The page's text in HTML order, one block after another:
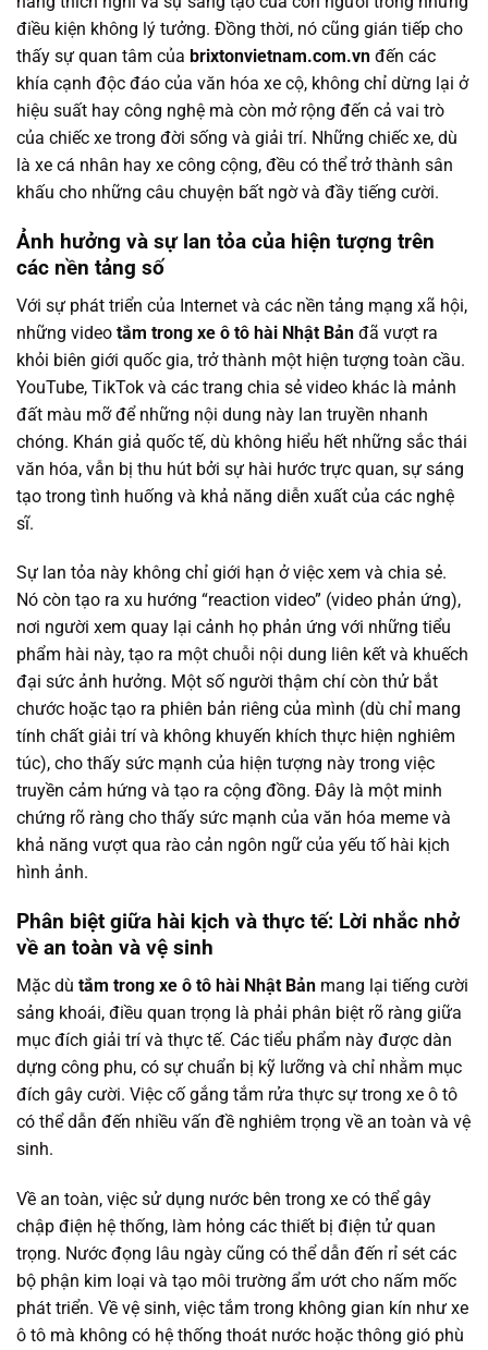
điều kiện không lý tưởng. Đồng thời, nó cũng gián tiếp cho
thấy sự quan tâm của brixtonvietnam.com.vn đến các
khía cạnh độc đáo của văn hóa xe cộ, không chỉ dừng lại ở
hiệu suất hay công nghệ mà còn mở rộng đến cả vai trò
của chiếc xe trong đời sống và giải trí. Những chiếc xe, dù
là xe cá nhân hay xe công cộng, đều có thể trở thành sân
khấu cho những câu chuyện bất ngờ và đầy tiếng cười.
Ảnh hưởng và sự lan tỏa của hiện tượng trên
các nền tảng số
Với sự phát triển của Internet và các nền tảng mạng xã hội,
những video tắm trong xe ô tô hài Nhật Bản đã vượt ra
khỏi biên giới quốc gia, trở thành một hiện tượng toàn cầu.
YouTube, TikTok và các trang chia sẻ video khác là mảnh
đất màu mỡ để những nội dung này lan truyền nhanh
chóng. Khán giả quốc tế, dù không hiểu hết những sắc thái
văn hóa, vẫn bị thu hút bởi sự hài hước trực quan, sự sáng
tạo trong tình huống và khả năng diễn xuất của các nghệ
sĩ.
Sự lan tỏa này không chỉ giới hạn ở việc xem và chia sẻ.
Nó còn tạo ra xu hướng “reaction video” (video phản ứng),
nơi người xem quay lại cảnh họ phản ứng với những tiểu
phẩm hài này, tạo ra một chuỗi nội dung liên kết và khuếch
đại sức ảnh hưởng. Một số người thậm chí còn thử bắt
chước hoặc tạo ra phiên bản riêng của mình (dù chỉ mang
tính chất giải trí và không khuyến khích thực hiện nghiêm
túc), cho thấy sức mạnh của hiện tượng này trong việc
truyền cảm hứng và tạo ra cộng đồng. Đây là một minh
chứng rõ ràng cho thấy sức mạnh của văn hóa meme và
khả năng vượt qua rào cản ngôn ngữ của yếu tố hài kịch
hình ảnh.
Phân biệt giữa hài kịch và thực tế: Lời nhắc nhở
về an toàn và vệ sinh
Mặc dù tắm trong xe ô tô hài Nhật Bản mang lại tiếng cười
sảng khoái, điều quan trọng là phải phân biệt rõ ràng giữa
mục đích giải trí và thực tế. Các tiểu phẩm này được dàn
dựng công phu, có sự chuẩn bị kỹ lưỡng và chỉ nhằm mục
đích gây cười. Việc cố gắng tắm rửa thực sự trong xe ô tô
có thể dẫn đến nhiều vấn đề nghiêm trọng về an toàn và vệ
sinh.
Về an toàn, việc sử dụng nước bên trong xe có thể gây
chập điện hệ thống, làm hỏng các thiết bị điện tử quan
trọng. Nước đọng lâu ngày cũng có thể dẫn đến rỉ sét các
bộ phận kim loại và tạo môi trường ẩm ướt cho nấm mốc
phát triển. Về vệ sinh, việc tắm trong không gian kín như xe
ô tô mà không có hệ thống thoát nước hoặc thông gió phù